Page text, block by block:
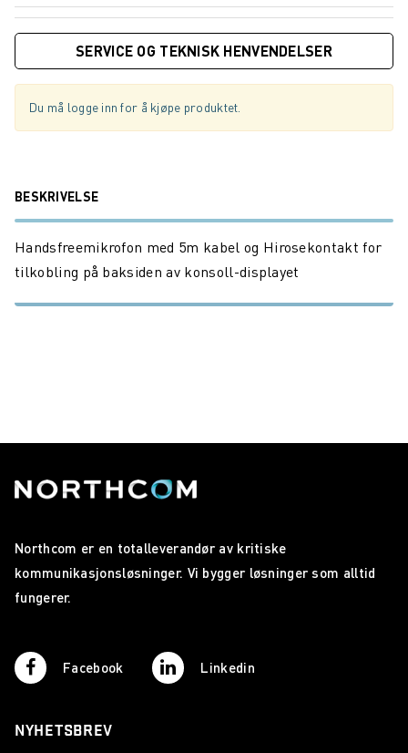
SERVICE OG TEKNISK HENVENDELSER
Du må logge inn for å kjøpe produktet.
BESKRIVELSE
Handsfreemikrofon med 5m kabel og Hirosekontakt for
tilkobling på baksiden av konsoll-displayet
Northcom er en totalleverandør av kritiske
kommunikasjonsløsninger. Vi bygger løsninger som alltid
fungerer.
Facebook Linkedin
NYHETSBREV